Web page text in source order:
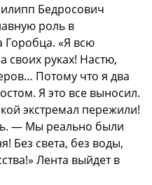
Бедросович
роль в
Горобца. «Я всю
своих руках! Настю,
Потому что я два
Я это все выносил.
экстремал пережили!
— Мы реально были
Без света, без воды,
Лента выйдет в